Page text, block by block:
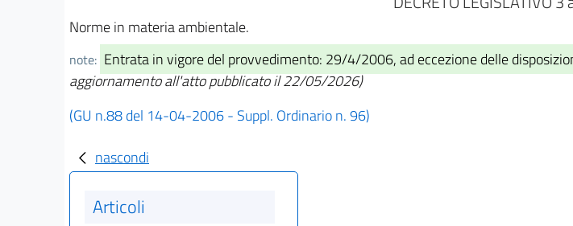
Norme in materia ambientale.
note: Entrata in vigore del provvedimento: 29/4/2006, ad eccezione delle
aggiornamento all'atto pubblicato il 22/05/2026)
(GU n.88 del 14-04-2006 - Suppl. Ordinario n. 96)
nascondi
Articoli